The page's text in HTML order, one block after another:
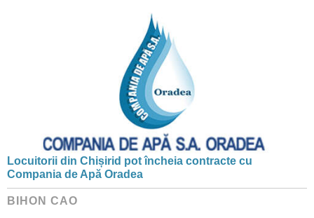
Locuitorii din Chișirid pot încheia contracte cu
Compania de Apă Oradea
BIHON CAO